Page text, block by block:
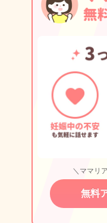
＼ママリ
無料